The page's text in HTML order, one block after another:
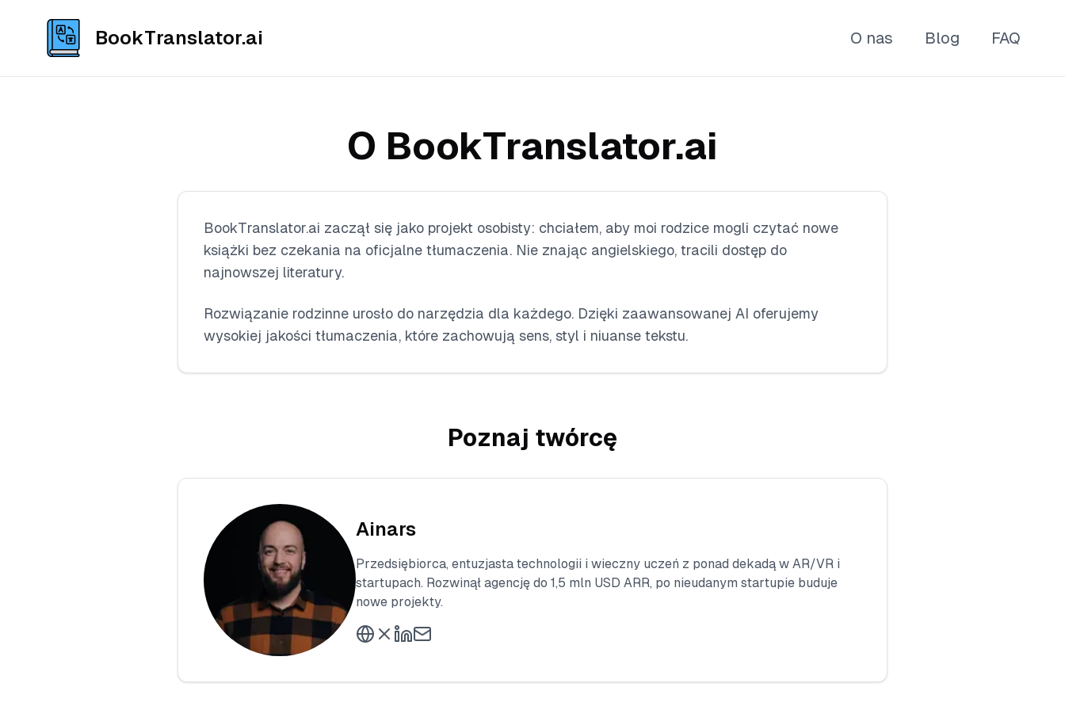
BookTranslator.ai O nas Blog FAQ
O BookTranslator.ai
BookTranslator.ai zaczął się jako projekt osobisty: chciałem, aby moi rodzice mogli czytać nowe
książki bez czekania na oficjalne tłumaczenia. Nie znając angielskiego, tracili dostęp do
najnowszej literatury.
Rozwiązanie rodzinne urosło do narzędzia dla każdego. Dzięki zaawansowanej AI oferujemy
wysokiej jakości tłumaczenia, które zachowują sens, styl i niuanse tekstu.
Poznaj twórcę
Ainars
Przedsiębiorca, entuzjasta technologii i wieczny uczeń z ponad dekadą w AR/VR i
startupach. Rozwinął agencję do 1,5 mln USD ARR, po nieudanym startupie buduje
nowe projekty.